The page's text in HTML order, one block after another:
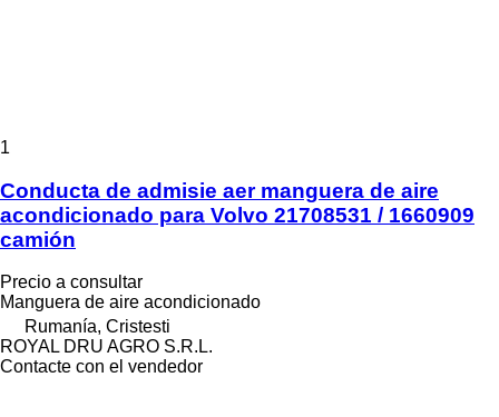
1
Conducta de admisie aer manguera de aire
acondicionado para Volvo 21708531 / 1660909
camión
Precio a consultar
Manguera de aire acondicionado
Rumanía, Cristesti
ROYAL DRU AGRO S.R.L.
Contacte con el vendedor